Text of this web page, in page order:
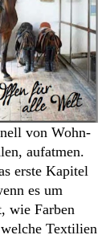
von Wohn-
aufatmen.
erste Kapitel
es um
wie Farben
Textilien